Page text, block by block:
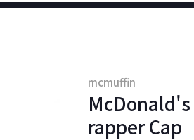
mcmuffin
rapper Cap